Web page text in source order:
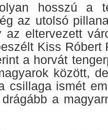
hosszú a
az utolsó
eltervezett
Kiss Róbert
a horvát
között,
csillaga ismét
a